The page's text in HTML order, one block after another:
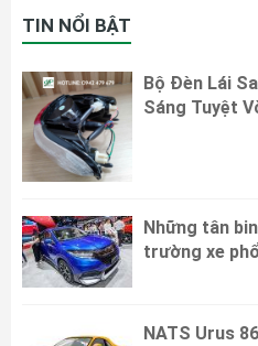
TIN NỔI BẬT
Bộ Đèn Lái
Sáng Tuyệt
Những tân
trường xe
NATS Urus